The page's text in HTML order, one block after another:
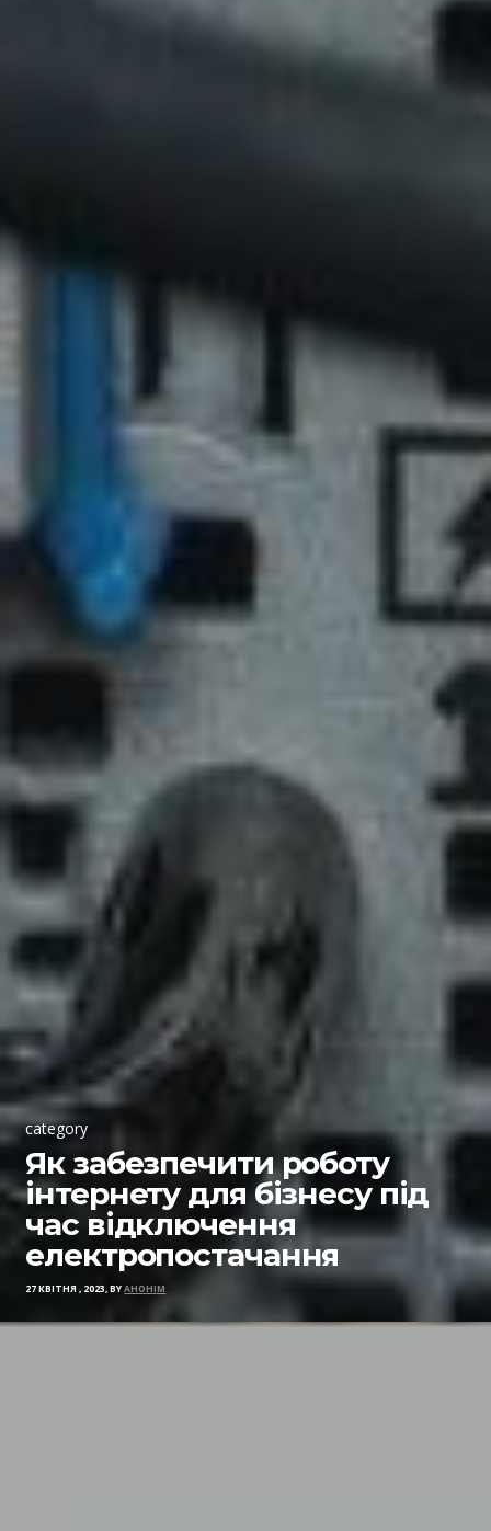
category
Як забезпечити роботу
інтернету для бізнесу під
час відключення
електропостачання
27 КВІТНЯ , 2023, BYАНОНІМ